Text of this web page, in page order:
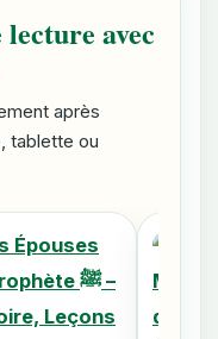
avec
après
tablette ou